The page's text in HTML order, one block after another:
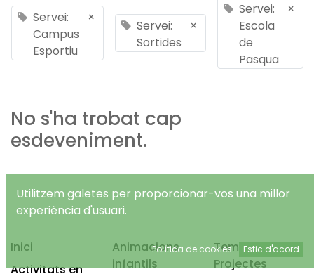
Servei:
Campus
Esportiu
×
Servei:
Sortides
×
Servei:
Escola
de
Pasqua
×
No s'ha trobat cap
esdeveniment.
Inici
Activitats en
Animacions
infantils
Temps Lliure
Projectes
Utilitzem galetes per proporcionar-vos una millor
experiència d'usuari.
Política de cookies Estic d'acord